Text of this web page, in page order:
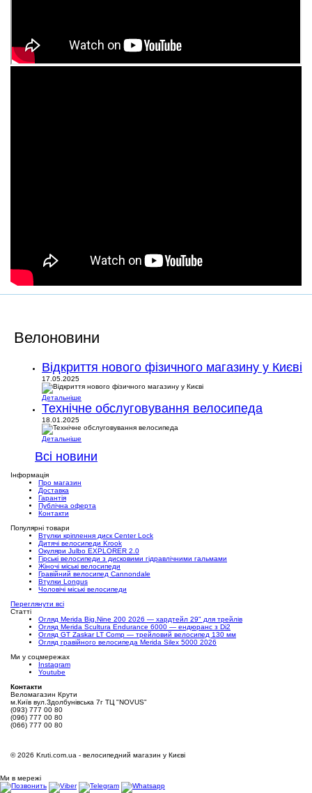
Велоновини
Відкриття нового фізичного магазину у Києві
17.05.2025
Детальніше
Технічне обслуговування велосипеда
18.01.2025
Детальніше
Всі новини
Інформація
Про магазин
Доставка
Гарантія
Публічна оферта
Контакти
Популярні товари
Втулки кріплення диск Center Lock
Дитячі велосипеди Krook
Окуляри Julbo EXPLORER 2.0
Гірські велосипеди з дисковими гідравлічними гальмами
Жіночі міські велосипеди
Гравійний велосипед Cannondale
Втулки Longus
Чоловічі міські велосипеди
Переглянути всі
Статті
Огляд Merida Big.Nine 200 2026 — хардтейл 29" для трейлів
Огляд Merida Scultura Endurance 6000 — ендюранс з Di2
Огляд GT Zaskar LT Comp — трейловий велосипед 130 мм
Огляд гравійного велосипеда Merida Silex 5000 2026
Ми у соцмережах
Instagram
Youtube
Контакти
Веломагазин Крути
м.Київ вул.Здолбунівська 7г ТЦ "NOVUS"
(093) 777 00 80
(096) 777 00 80
(066) 777 00 80
©2026 Kruti.com.ua - велосипедний магазин у Києві
Ми в мережі